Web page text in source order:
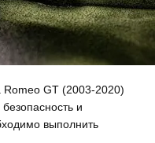
Romeo GT (2003-2020)
и
выполнить